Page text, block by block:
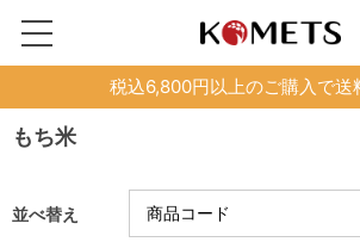
税込6,800円以上のご購入で送
もち米
並べ替え